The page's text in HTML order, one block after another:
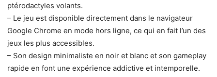
ptérodactyles volants.
– Le jeu est disponible directement dans le navigateur
Google Chrome en mode hors ligne, ce qui en fait l’un des
jeux les plus accessibles.
– Son design minimaliste en noir et blanc et son gameplay
rapide en font une expérience addictive et intemporelle.